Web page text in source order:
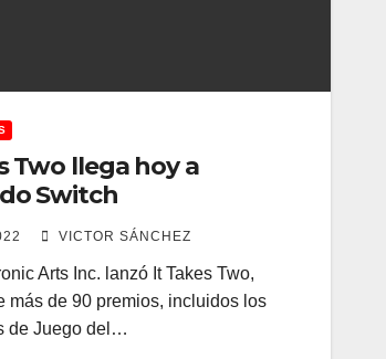
Two llega hoy a
Switch
VICTOR SÁNCHEZ
Arts Inc. lanzó It Takes Two,
más de 90 premios, incluidos los
de Juego del…